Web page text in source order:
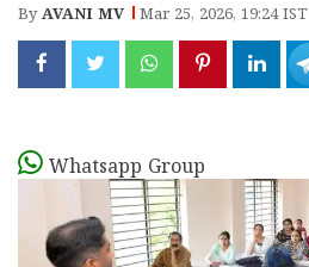
ByAVANI MV Mar 25, 2026, 19:24 IST
Whatsapp Group